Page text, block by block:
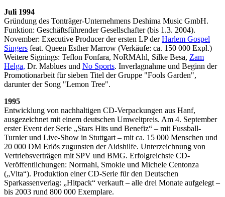
Juli 1994
Gründung des Tonträger-Unternehmens Deshima Music GmbH.
Funktion: Geschäftsführender Gesellschafter (bis 1.3. 2004).
November: Executive Producer der ersten LP derHarlem Gospel
Singers feat. Queen Esther Marrow (Verkäufe: ca. 150 000 Expl.)
Weitere Signings: Teflon Fonfara, NoRMAhl, Silke Besa, Zam
Helga, Dr. Mablues und No Sports. Inverlagnahme und Beginn der
Promotionarbeit für sieben Titel der Gruppe "Fools Garden",
darunter der Song "Lemon Tree".
1995
Entwicklung von nachhaltigen CD-Verpackungen aus Hanf,
ausgezeichnet mit einem deutschen Umweltpreis. Am 4. September
erster Event der Serie „Stars Hits und Benefiz“ – mit Fussball-
Turnier und Live-Show in Stuttgart – mit ca. 15 000 Menschen und
20 000 DM Erlös zugunsten der Aidshilfe. Unterzeichnung von
Vertriebsverträgen mit SPV und BMG. Erfolgreichste CD-
Veröffentlichungen: Normahl, Smokie und Michele Centonza
(„Vita“). Produktion einer CD-Serie für den Deutschen
Sparkassenverlag: „Hitpack“ verkauft – alle drei Monate aufgelegt –
bis 2003 rund 800 000 Exemplare.